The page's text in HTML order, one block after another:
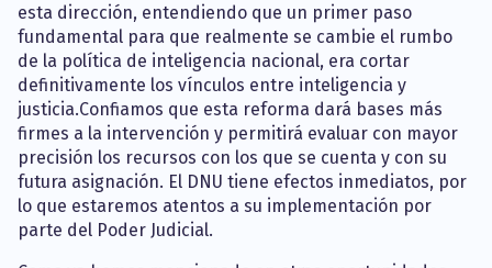
esta dirección, entendiendo que un primer paso
fundamental para que realmente se cambie el rumbo
de la política de inteligencia nacional, era cortar
definitivamente los vínculos entre inteligencia y
justicia.Confiamos que esta reforma dará bases más
firmes a la intervención y permitirá evaluar con mayor
precisión los recursos con los que se cuenta y con su
futura asignación. El DNU tiene efectos inmediatos, por
lo que estaremos atentos a su implementación por
parte del Poder Judicial.